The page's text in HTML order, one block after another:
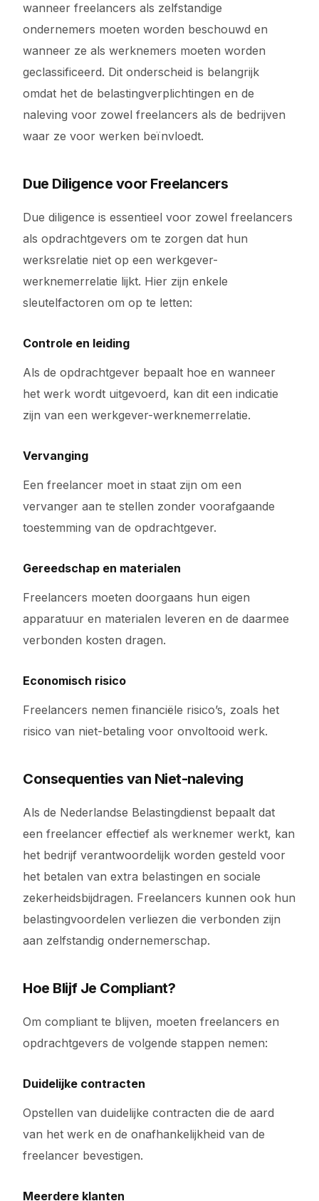
wanneer freelancers als zelfstandige
ondernemers moeten worden beschouwd en
wanneer ze als werknemers moeten worden
geclassificeerd. Dit onderscheid is belangrijk
omdat het de belastingverplichtingen en de
naleving voor zowel freelancers als de bedrijven
waar ze voor werken beïnvloedt.
Due Diligence voor Freelancers
Due diligence is essentieel voor zowel freelancers
als opdrachtgevers om te zorgen dat hun
werksrelatie niet op een werkgever-
werknemerrelatie lijkt. Hier zijn enkele
sleutelfactoren om op te letten:
Controle en leiding
Als de opdrachtgever bepaalt hoe en wanneer
het werk wordt uitgevoerd, kan dit een indicatie
zijn van een werkgever-werknemerrelatie.
Vervanging
Een freelancer moet in staat zijn om een
vervanger aan te stellen zonder voorafgaande
toestemming van de opdrachtgever.
Gereedschap en materialen
Freelancers moeten doorgaans hun eigen
apparatuur en materialen leveren en de daarmee
verbonden kosten dragen.
Economisch risico
Freelancers nemen financiële risico’s, zoals het
risico van niet-betaling voor onvoltooid werk.
Consequenties van Niet-naleving
Als de Nederlandse Belastingdienst bepaalt dat
een freelancer effectief als werknemer werkt, kan
het bedrijf verantwoordelijk worden gesteld voor
het betalen van extra belastingen en sociale
zekerheidsbijdragen. Freelancers kunnen ook hun
belastingvoordelen verliezen die verbonden zijn
aan zelfstandig ondernemerschap.
Hoe Blijf Je Compliant?
Om compliant te blijven, moeten freelancers en
opdrachtgevers de volgende stappen nemen:
Duidelijke contracten
Opstellen van duidelijke contracten die de aard
van het werk en de onafhankelijkheid van de
freelancer bevestigen.
Meerdere klanten